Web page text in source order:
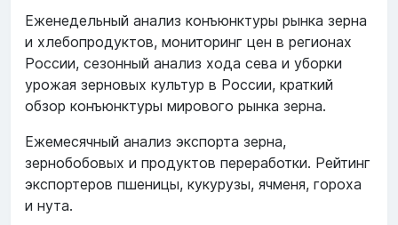
Еженедельный анализ конъюнктуры рынка зерна
и хлебопродуктов, мониторинг цен в регионах
России, сезонный анализ хода сева и уборки
урожая зерновых культур в России, краткий
обзор конъюнктуры мирового рынка зерна.
Ежемесячный анализ экспорта зерна,
зернобобовых и продуктов переработки. Рейтинг
экспортеров пшеницы, кукурузы, ячменя, гороха
и нута.